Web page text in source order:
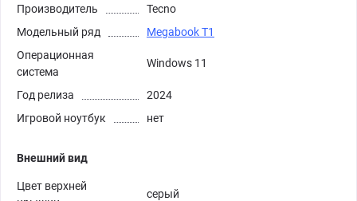
Производитель
Tecno
Модельный ряд
Megabook T1
Операционная
система
Windows 11
Год релиза
2024
Игровой ноутбук
нет
Внешний вид
Цвет верхней
серый